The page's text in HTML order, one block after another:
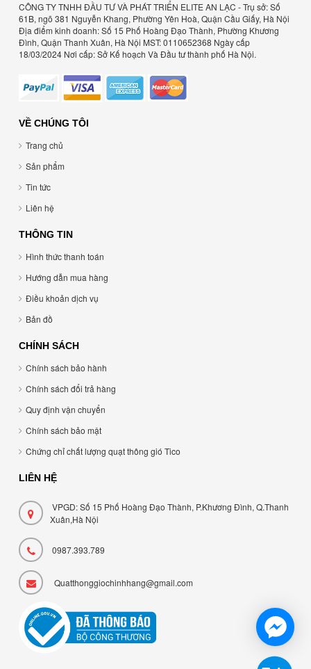
CÔNG TY TNHH ĐẦU TƯ VÀ PHÁT TRIỂN ELITE AN LẠC - Trụ sở: Số
61B, ngõ 381 Nguyễn Khang, Phường Yên Hoà, Quận Cầu Giấy, Hà Nội
Địa điểm kinh doanh: Số 15 Phố Hoàng Đạo Thành, Phường Khương
Đình, Quận Thanh Xuân, Hà Nội MST: 0110652368 Ngày cấp
18/03/2024 Nơi cấp: Sở Kế hoạch Và Đầu tư thành phố Hà Nội.
VỀ CHÚNG TÔI
Trang chủ
Sản phẩm
Tin tức
Liên hệ
THÔNG TIN
Hình thức thanh toán
Hướng dẫn mua hàng
Điều khoản dịch vụ
Bản đồ
CHÍNH SÁCH
Chính sách bảo hành
Chính sách đổi trả hàng
Quy định vận chuyển
Chính sách bảo mật
Chứng chỉ chất lượng quạt thông gió Tico
LIÊN HỆ
VPGD: Số 15 Phố Hoàng Đạo Thành, P.Khương Đình, Q.Thanh
Xuân,Hà Nội
0987.393.789
Quatthonggiochinhhang@gmail.com